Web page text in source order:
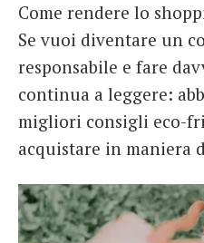
Come rendere lo
Se vuoi diventare un
responsabile e fare
continua a leggere:
migliori consigli eco-
acquistare in maniera